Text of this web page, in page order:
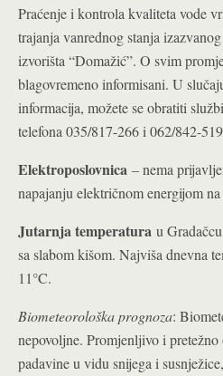
Praćenje i kontrola kvaliteta vode
trajanja vanrednog stanja
izvorišta “Domažić”. O svim
blagovremeno informisani. U
informacija, možete se obratiti
telefona 035/817-266 i 062/842-
Elektroposlovnica – nema
napajanju električnom energijom
Jutarnja temperatura u Gradačcu
sa slabom kišom. Najviša dnevna
11°C.
Biometeorološka prognoza:
nepovoljne. Promjenljivo i
padavine u vidu snijega i